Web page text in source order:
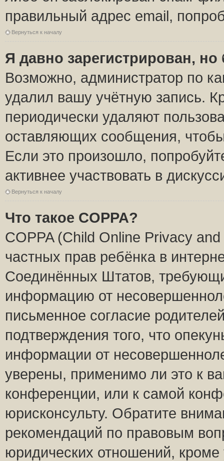
правильный адрес email,
Вернуться к началу
Я давно зарегистрирован,
Возможно, администратор по
удалил вашу учётную запись.
периодически удаляют
оставляющих сообщения,
Если это произошло,
активнее участвовать в
Вернуться к началу
Что такое COPPA?
COPPA (Child Online Privacy
частных прав ребёнка в
Соединённых Штатов,
информацию от
письменное согласие
подтверждения того, что
информации от
уверены, применимо ли это к
конференции, или к самой
юрисконсульту. Обратите
рекомендаций по правовым
юридических отношений,